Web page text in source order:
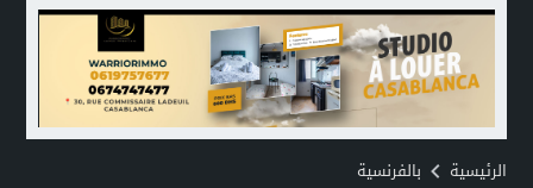
الرئيسية بالفرنسية